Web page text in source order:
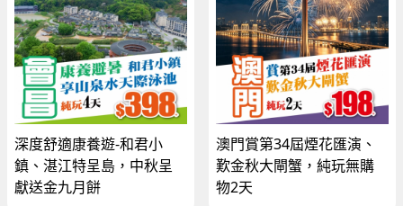
深度舒適康養遊-和君小
鎮、湛江特呈島，中秋呈
獻送金九月餅
澳門賞第34屆煙花匯演、
歎金秋大閘蟹，純玩無購
物2天